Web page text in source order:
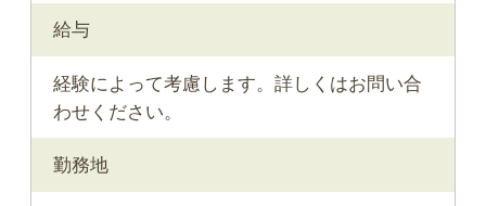
給与
経験によって考慮します。詳しくはお問い合
わせください。
勤務地